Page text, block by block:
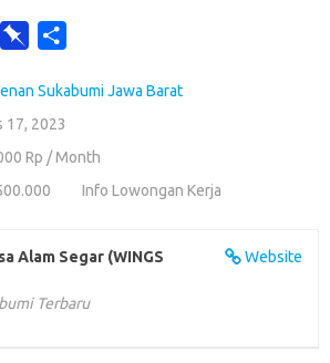
n
b
o
a
e
Sukabumi Jawa Barat
17, 2023
Rp / Month
Info Lowongan Kerja
Website
Alam Segar (WINGS
Terbaru